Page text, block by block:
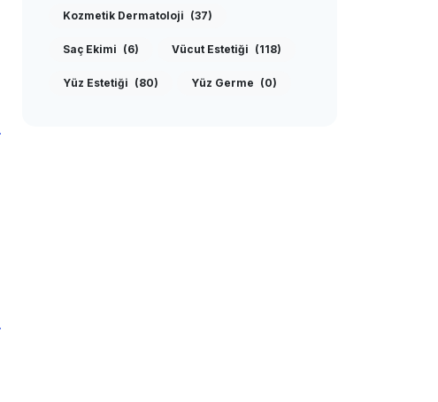
Kozmetik Dermatoloji (37)
Saç Ekimi (6) Vücut Estetiği (118)
Yüz Estetiği (80) Yüz Germe (0)